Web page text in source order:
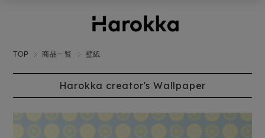
TOP 商品一覧 壁紙
Harokka creator's Wallpaper